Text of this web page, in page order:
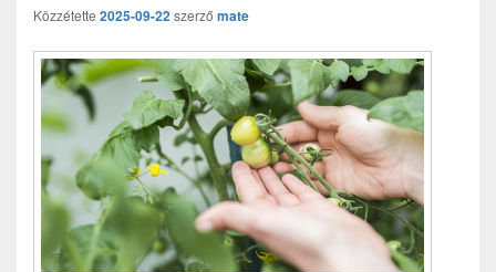
Közzétette 2025-09-22szerző mate